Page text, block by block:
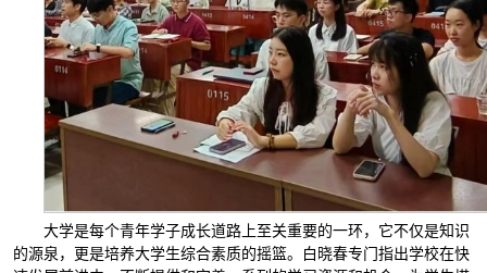
大学是每个青年学子成长道路上至关重要的一环，它不仅是知识
的源泉，更是培养大学生综合素质的摇篮。白晓春专门指出学校在快